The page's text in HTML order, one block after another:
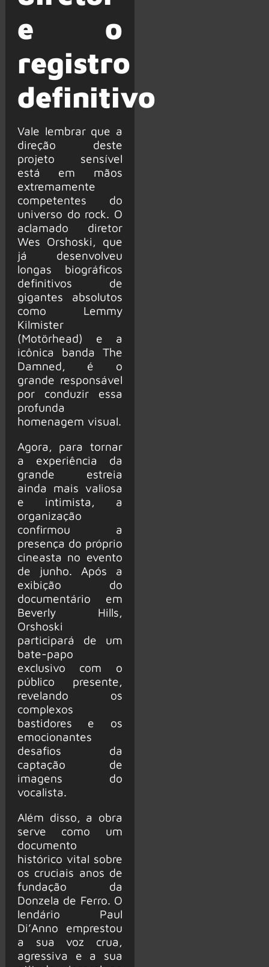
e o
registro
definitivo
Vale lembrar que a
direção deste
projeto sensível
está em mãos
extremamente
competentes do
universo do rock. O
aclamado diretor
Wes Orshoski, que
já desenvolveu
longas biográficos
definitivos de
gigantes absolutos
como Lemmy
Kilmister
(Motörhead) e a
icônica banda The
Damned, é o
grande responsável
por conduzir essa
profunda
homenagem visual.
Agora, para tornar
a experiência da
grande estreia
ainda mais valiosa
e intimista, a
organização
confirmou a
presença do próprio
cineasta no evento
de junho. Após a
exibição do
documentário em
Beverly Hills,
Orshoski
participará de um
bate-papo
exclusivo com o
público presente,
revelando os
complexos
bastidores e os
emocionantes
desafios da
captação de
imagens do
vocalista.
Além disso, a obra
serve como um
documento
histórico vital sobre
os cruciais anos de
fundação da
Donzela de Ferro. O
lendário Paul
Di’Anno emprestou
a sua voz crua,
agressiva e a sua